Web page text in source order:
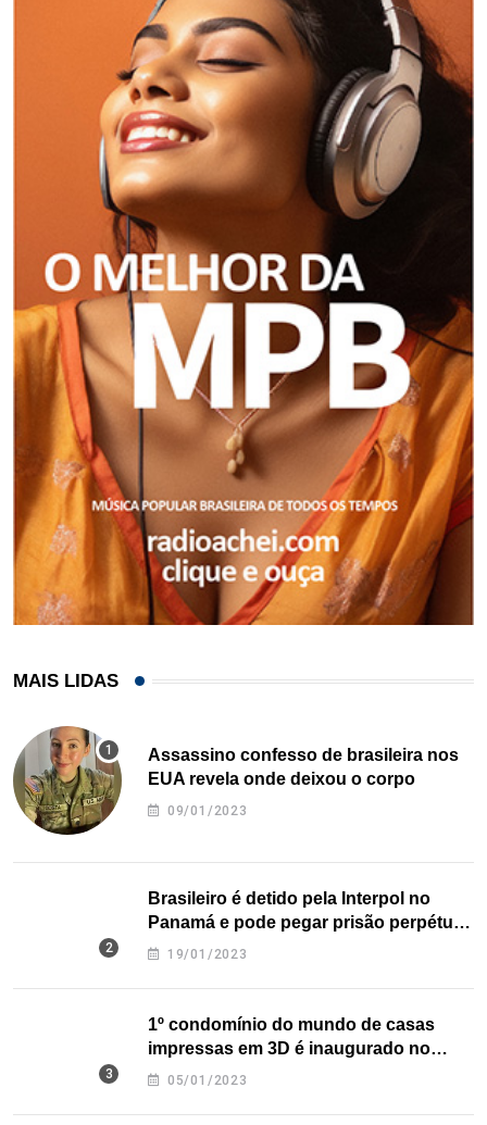
MAIS LIDAS
Assassino confesso de brasileira nos
EUA revela onde deixou o corpo
09/01/2023
Brasileiro é detido pela Interpol no
Panamá e pode pegar prisão perpétua
nos EUA
19/01/2023
1º condomínio do mundo de casas
impressas em 3D é inaugurado no
Texas
05/01/2023